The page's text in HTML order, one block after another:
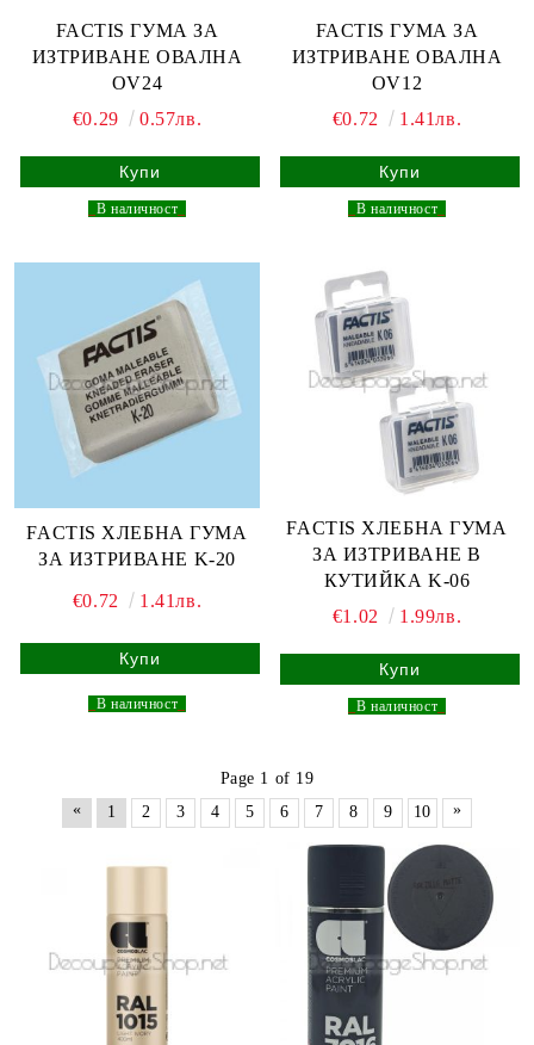
FACTIS ГУМА ЗА
ИЗТРИВАНЕ ОВАЛНА
OV24
€0.29
0.57лв.
В наличност
FACTIS ГУМА ЗА
ИЗТРИВАНЕ ОВАЛНА
OV12
€0.72
1.41лв.
В наличност
FACTIS ХЛЕБНА ГУМА
ЗА ИЗТРИВАНЕ K-20
€0.72 1.41лв.
В наличност
FACTIS ХЛЕБНА ГУМА
ЗА ИЗТРИВАНЕ В
КУТИЙКА K-06
€1.02
1.99лв.
В наличност
Page 1 of 19
«
1 2 3 4 5 6 7 8 9 10 »